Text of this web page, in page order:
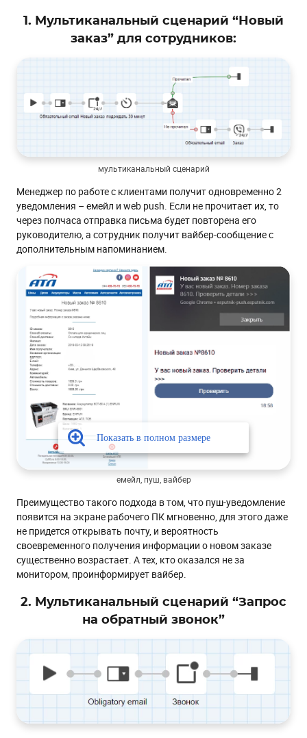
1. Мультиканальный сценарий “Новый
заказ” для сотрудников:
мультиканальный сценарий
Менеджер по работе с клиентами получит одновременно 2
уведомления – емейл и web push. Если не прочитает их, то
через полчаса отправка письма будет повторена его
руководителю, а сотрудник получит вайбер-сообщение с
дополнительным напоминанием.
емейл, пуш, вайбер
Преимущество такого подхода в том, что пуш-уведомление
появится на экране рабочего ПК мгновенно, для этого даже
не придется открывать почту, и вероятность
своевременного получения информации о новом заказе
существенно возрастает. А тех, кто оказался не за
монитором, проинформирует вайбер.
2. Мультиканальный сценарий “Запрос
на обратный звонок”